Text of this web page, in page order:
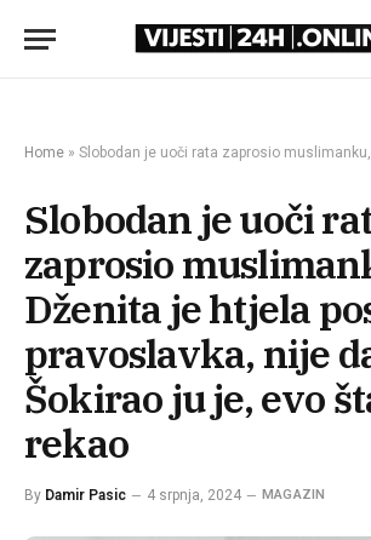
Home » Slobodan je uoči rata zaprosio muslimanku, Dženita je htjela postati pravoslavka,
Slobodan je uoči
zaprosio
Dženita je htjela
pravoslavka, nije
Šokirao ju je, evo
rekao
By Damir Pasic 4 srpnja, 2024 MAGAZIN